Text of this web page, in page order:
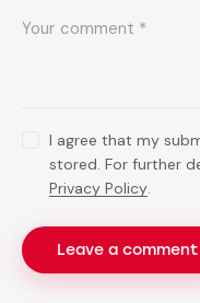
I agree that my
stored. For further
Privacy Policy.